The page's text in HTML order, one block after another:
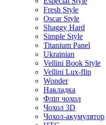
Fresh Style
Oscar Style
Shaggy Hard
Simple Style
Titanium Panel
Ukrainian
Vellini Book Style
Vellini Lux-flip
Wonder
Накладка
Фліп чохол
Чохол 3D
Чохол-акумулятор